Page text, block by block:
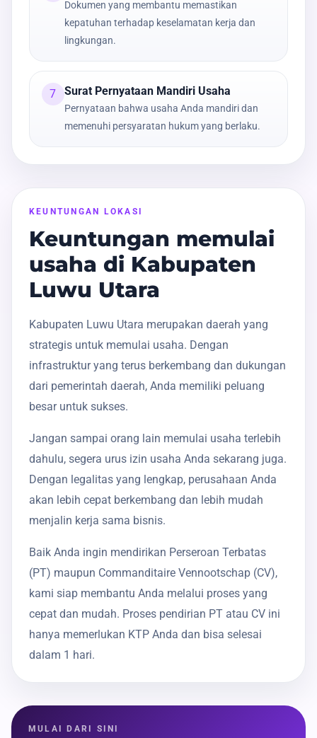
Dokumen yang membantu memastikan
kepatuhan terhadap keselamatan kerja dan
lingkungan.
7 Surat Pernyataan Mandiri Usaha
Pernyataan bahwa usaha Anda mandiri dan
memenuhi persyaratan hukum yang berlaku.
KEUNTUNGAN LOKASI
Keuntungan memulai
usaha di Kabupaten
Luwu Utara
Kabupaten Luwu Utara merupakan daerah yang
strategis untuk memulai usaha. Dengan
infrastruktur yang terus berkembang dan dukungan
dari pemerintah daerah, Anda memiliki peluang
besar untuk sukses.
Jangan sampai orang lain memulai usaha terlebih
dahulu, segera urus izin usaha Anda sekarang juga.
Dengan legalitas yang lengkap, perusahaan Anda
akan lebih cepat berkembang dan lebih mudah
menjalin kerja sama bisnis.
Baik Anda ingin mendirikan Perseroan Terbatas
(PT) maupun Commanditaire Vennootschap (CV),
kami siap membantu Anda melalui proses yang
cepat dan mudah. Proses pendirian PT atau CV ini
hanya memerlukan KTP Anda dan bisa selesai
dalam 1 hari.
MULAI DARI SINI